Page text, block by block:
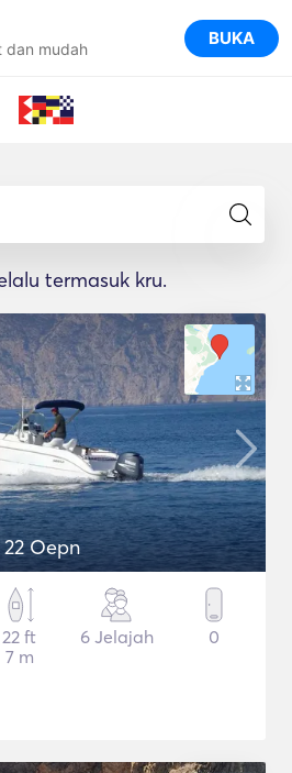
dan mudah BUKA
termasuk kru.
Oepn
22 ft
7 m
6 Jelajah 0